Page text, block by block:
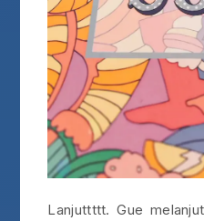
Lanjuttttt. Gue